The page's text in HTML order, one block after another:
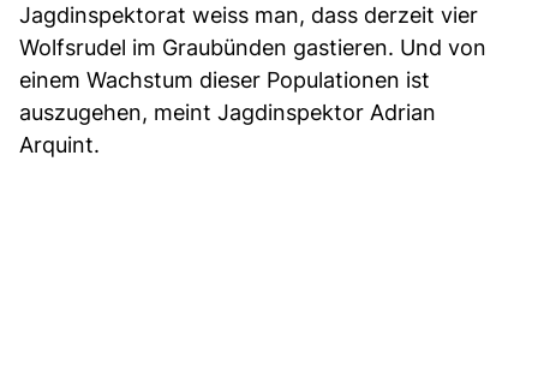
Jagdinspektorat weiss man, dass derzeit vier
Wolfsrudel im Graubünden gastieren. Und von
einem Wachstum dieser Populationen ist
auszugehen, meint Jagdinspektor Adrian
Arquint.